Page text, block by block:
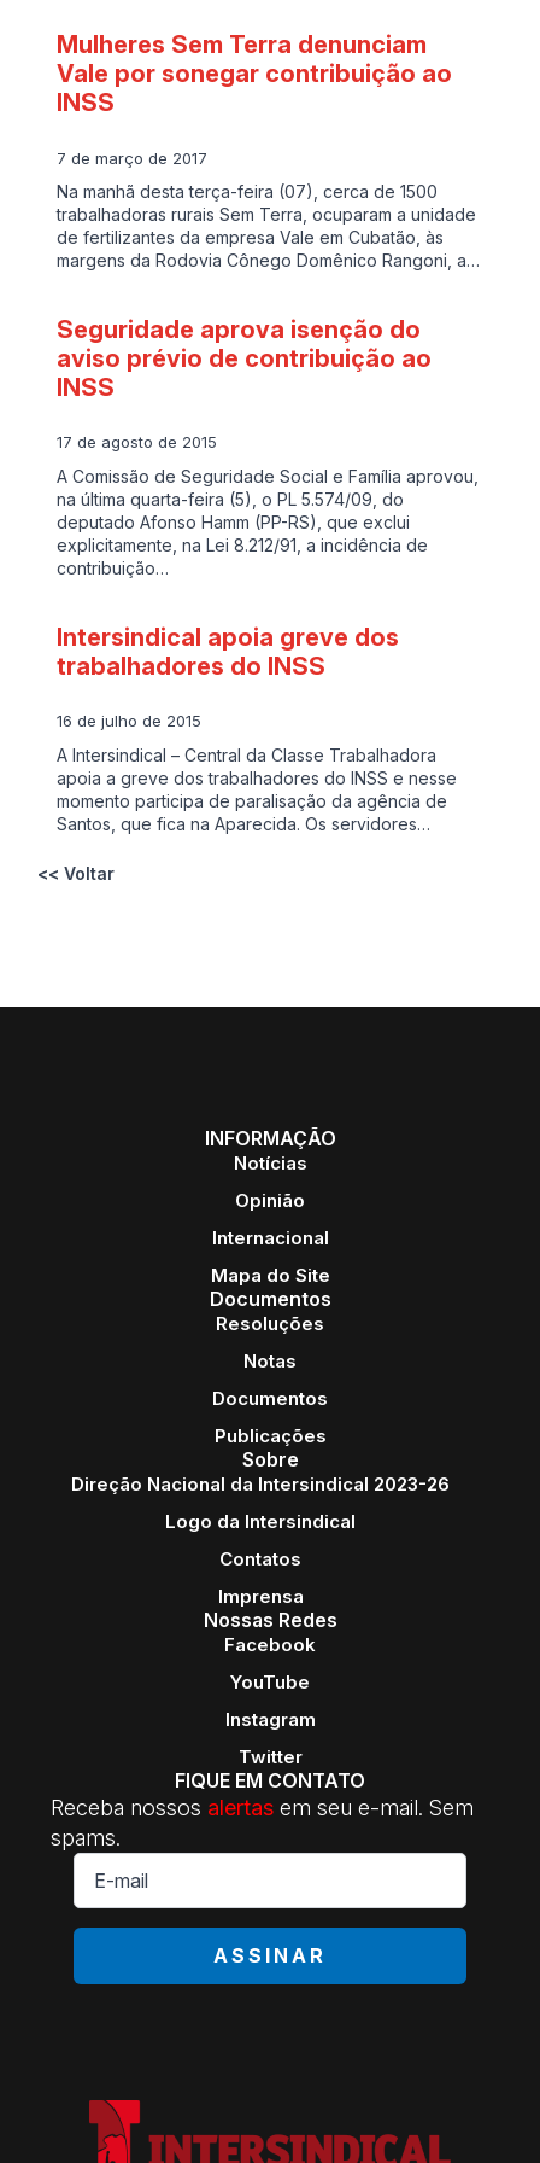
Mulheres Sem Terra denunciam
Vale por sonegar contribuição ao
INSS
7 de março de 2017
Na manhã desta terça-feira (07), cerca de 1500
trabalhadoras rurais Sem Terra, ocuparam a unidade
de fertilizantes da empresa Vale em Cubatão, às
margens da Rodovia Cônego Domênico Rangoni, a…
Seguridade aprova isenção do
aviso prévio de contribuição ao
INSS
17 de agosto de 2015
A Comissão de Seguridade Social e Família aprovou,
na última quarta-feira (5), o PL 5.574/09, do
deputado Afonso Hamm (PP-RS), que exclui
explicitamente, na Lei 8.212/91, a incidência de
contribuição…
Intersindical apoia greve dos
trabalhadores do INSS
16 de julho de 2015
A Intersindical – Central da Classe Trabalhadora
apoia a greve dos trabalhadores do INSS e nesse
momento participa de paralisação da agência de
Santos, que fica na Aparecida. Os servidores…
<< Voltar
INFORMAÇÃO
Notícias
Opinião
Internacional
Mapa do Site
Documentos
Resoluções
Notas
Documentos
Publicações
Sobre
Direção Nacional da Intersindical 2023-26
Logo da Intersindical
Contatos
Imprensa
Nossas Redes
Facebook
YouTube
Instagram
Twitter
FIQUE EM CONTATO
Receba nossos alertas em seu e-mail. Sem
spams.
E-
mail
ASSINAR